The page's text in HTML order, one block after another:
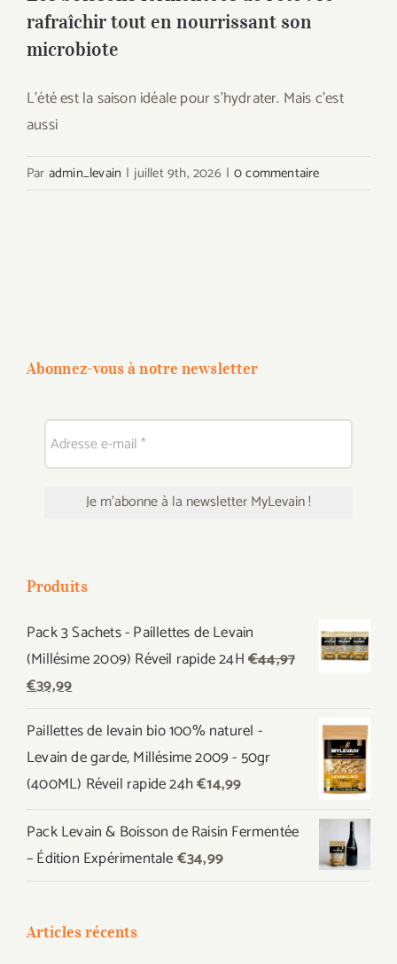
rafraîchir tout en nourrissant son
microbiote
L'été est la saison idéale pour s'hydrater. Mais c'est
aussi
Par admin_levain | juillet 9th, 2026 | 0 commentaire
Abonnez-vous à notre newsletter
Produits
Pack 3 Sachets - Paillettes de Levain
(Millésime 2009) Réveil rapide 24H€44,97
Le
initial
était :
€44,97.
€39,99Le
actuel
est :
€39,99.
Paillettes de levain bio 100% naturel -
Levain de garde, Millésime 2009 - 50gr
(400ML) Réveil rapide 24h€14,99
Pack Levain & Boisson de Raisin Fermentée
– Édition Expérimentale€34,99
Articles récents